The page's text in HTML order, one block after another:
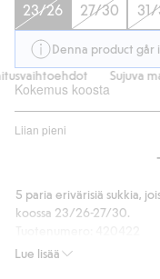
23/26 27/30
Denna product
Sujuva
Kokemus koosta
Liian pieni
/
ääneen
Lue lisää
5 paria erivärisiä sukkia,
koossa 23/26-27/30.